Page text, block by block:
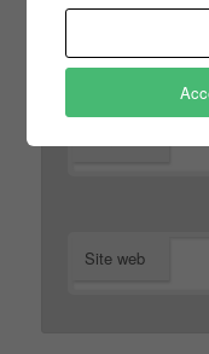
*
*
Site web